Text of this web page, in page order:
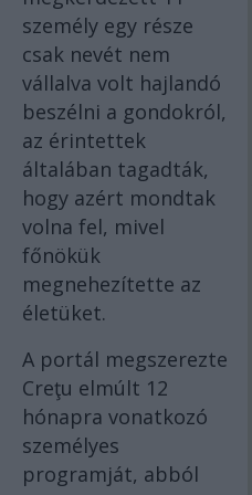
személy egy része
csak nevét nem
vállalva volt hajlandó
beszélni a gondokról,
az érintettek
általában tagadták,
hogy azért mondtak
volna fel, mivel
főnökük
megnehezítette az
életüket.
A portál megszerezte
Creţu elmúlt 12
hónapra vonatkozó
személyes
programját, abból